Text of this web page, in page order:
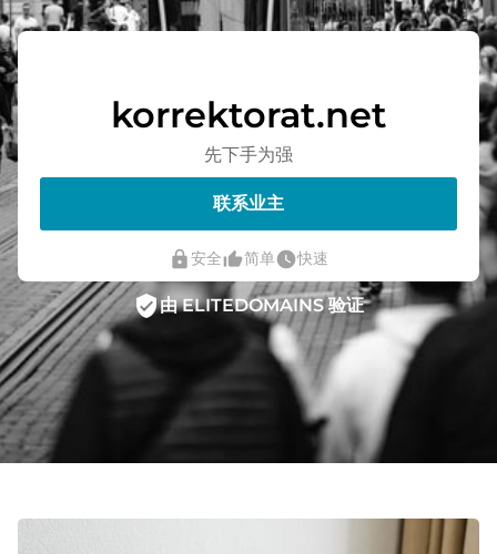
korrektorat.net
先下手为强
联系业主
lock安全thumb_up_alt简单watch_later快速
verified_user由 ELITEDOMAINS 验证